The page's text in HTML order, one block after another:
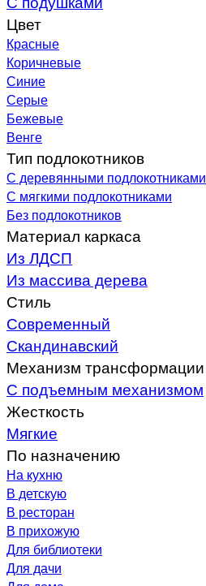
Цвет
Красные
Коричневые
Синие
Серые
Бежевые
Венге
Тип подлокотников
С деревянными подлокотниками
С мягкими подлокотниками
Без подлокотников
Материал каркаса
Из ЛДСП
Из массива дерева
Стиль
Современный
Скандинавский
Механизм трансформации
С подъемным механизмом
Жесткость
Мягкие
По назначению
На кухню
В детскую
В ресторан
В прихожую
Для библиотеки
Для дачи